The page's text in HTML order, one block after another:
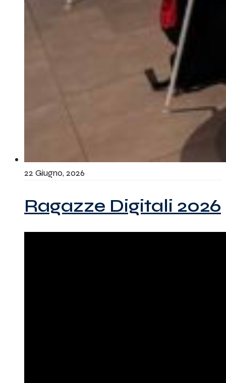
22 Giugno, 2026
Ragazze Digitali 2026